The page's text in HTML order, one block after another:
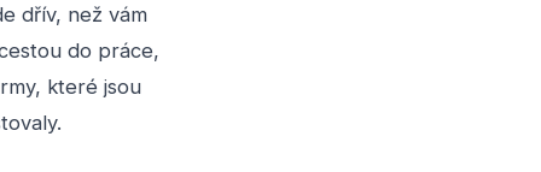
dřív, než vám
do práce,
které jsou